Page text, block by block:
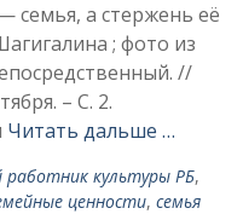
семья, а стержень её
; фото из
//
– С. 2.
Читать дальше …
работник куль­туры РБ,
ценности, семья